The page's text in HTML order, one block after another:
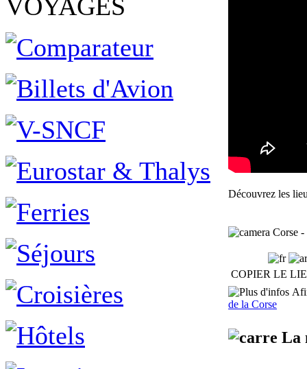
VOYAGES
Découvrez les
Corse
COPIER LE
de la Corse
La